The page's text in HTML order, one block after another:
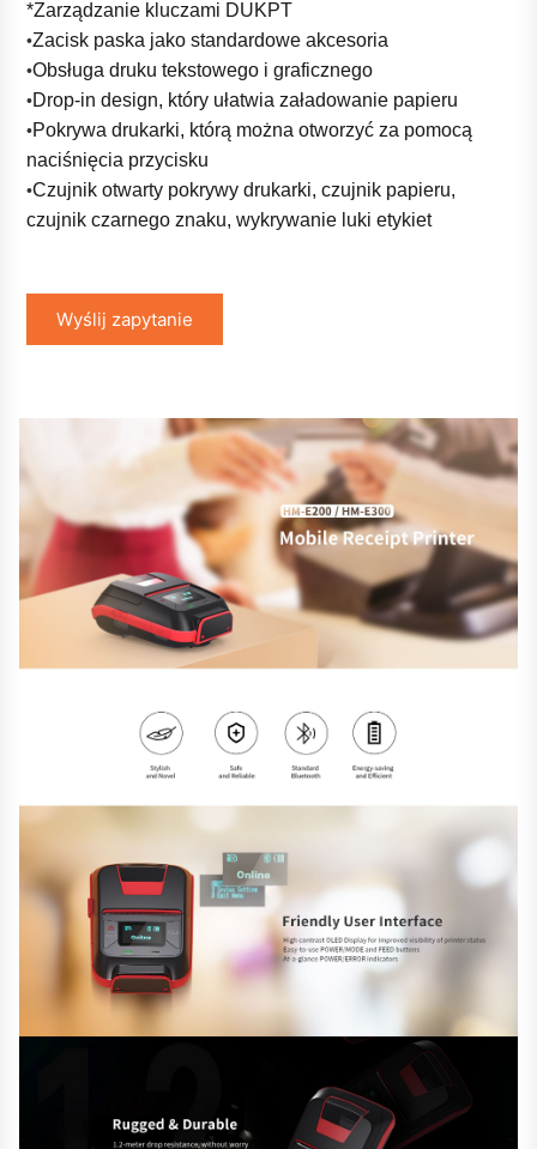
*Zarządzanie kluczami DUKPT
•Zacisk paska jako standardowe akcesoria
•Obsługa druku tekstowego i graficznego
•Drop-in design, który ułatwia załadowanie papieru
•Pokrywa drukarki, którą można otworzyć za pomocą
naciśnięcia przycisku
•Czujnik otwarty pokrywy drukarki, czujnik papieru,
czujnik czarnego znaku, wykrywanie luki etykiet
Wyślij zapytanie